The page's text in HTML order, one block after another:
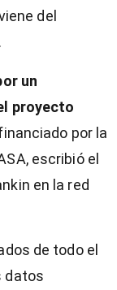
del
un
proyecto
por la
escribió el
en la red
de todo el
datos